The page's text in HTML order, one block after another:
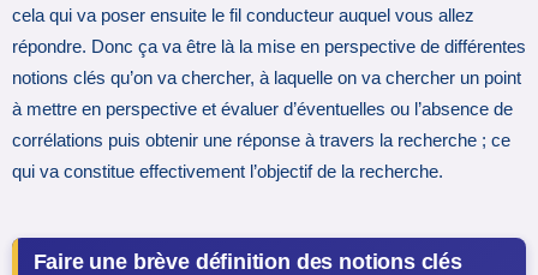
cela qui va poser ensuite le fil conducteur auquel vous allez
répondre. Donc ça va être là la mise en perspective de différentes
notions clés qu’on va chercher, à laquelle on va chercher un point
à mettre en perspective et évaluer d’éventuelles ou l’absence de
corrélations puis obtenir une réponse à travers la recherche ; ce
qui va constitue effectivement l’objectif de la recherche.
Faire une brève définition des notions clés